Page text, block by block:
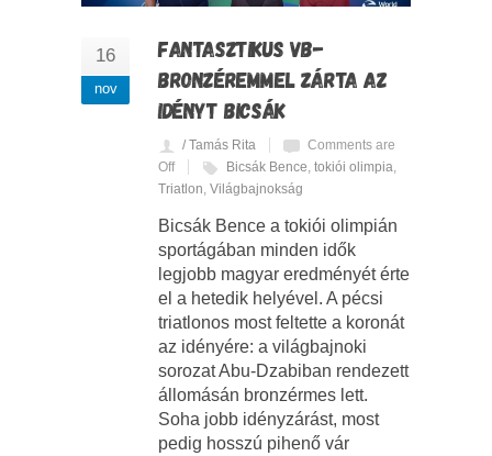
16
nov
FANTASZTIKUS VB-
BRONZÉREMMEL ZÁRTA AZ
IDÉNYT BICSÁK
/ Tamás Rita
Comments are
Off
Bicsák Bence tokiói olimpia
Triatlon Világbajnokság
Bicsák Bence a tokiói olimpián
sportágában minden idők
legjobb magyar eredményét érte
el a hetedik helyével. A pécsi
triatlonos most feltette a koronát
az idényére: a világbajnoki
sorozat Abu-Dzabiban rendezett
állomásán bronzérmes lett.
Soha jobb idényzárást, most
pedig hosszú pihenő vár